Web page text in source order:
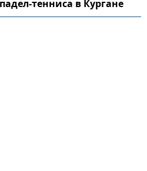
тенниса в Кургане